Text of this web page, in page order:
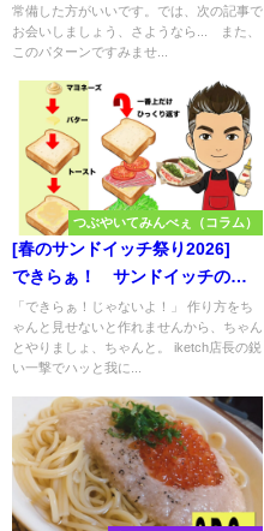
常備した方がいいです。では、次の記事で
お会いしましょう、さようなら... また、
このパターンですみませ...
つぶやいてみんべぇ（コラム）
[春のサンドイッチ祭り2026]
できらぁ！ サンドイッチの作
り方 [番外編]
「できらぁ！じゃないよ！」 作り方をち
ゃんと見せないと作れませんから、ちゃん
とやりましょ、ちゃんと。 iketch店長の鋭
い一撃でハッと我に...